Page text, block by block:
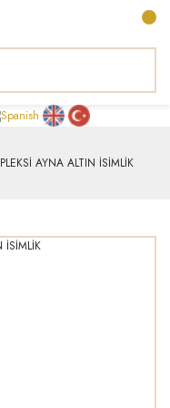
PLEKSİ AYNA ALTIN İSİMLİK